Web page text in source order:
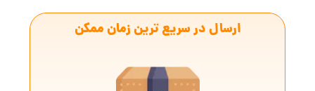
ارسال در سریع ترین زمان ممکن